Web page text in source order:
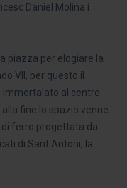
Daniel Molina i
piazza per elogiare la
VII, per questo il
immortalato al centro
fine lo spazio venne
ferro progettata da
di Sant Antoni, la